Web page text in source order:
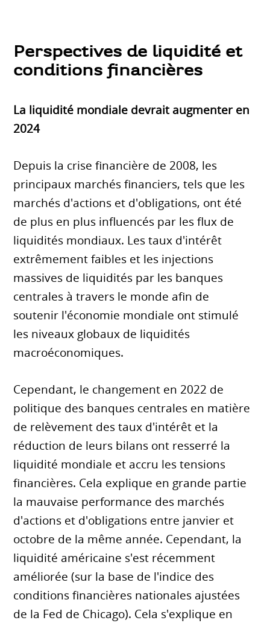
Perspectives de liquidité et
conditions financières
La liquidité mondiale devrait augmenter en
2024
Depuis la crise financière de 2008, les
principaux marchés financiers, tels que les
marchés d'actions et d'obligations, ont été
de plus en plus influencés par les flux de
liquidités mondiaux. Les taux d'intérêt
extrêmement faibles et les injections
massives de liquidités par les banques
centrales à travers le monde afin de
soutenir l'économie mondiale ont stimulé
les niveaux globaux de liquidités
macroéconomiques.
Cependant, le changement en 2022 de
politique des banques centrales en matière
de relèvement des taux d'intérêt et la
réduction de leurs bilans ont resserré la
liquidité mondiale et accru les tensions
financières. Cela explique en grande partie
la mauvaise performance des marchés
d'actions et d'obligations entre janvier et
octobre de la même année. Cependant, la
liquidité américaine s'est récemment
améliorée (sur la base de l'indice des
conditions financières nationales ajustées
de la Fed de Chicago). Cela s'explique en